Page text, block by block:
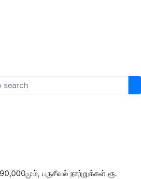
90,000மும், பருசீவல் நாற்றுக்கள் ரூ.